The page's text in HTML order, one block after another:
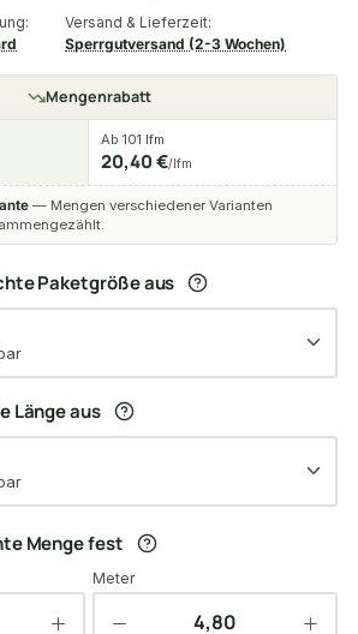
Versand & Lieferzeit:
Sperrgutversand (2-3 Wochen)
Mengenrabatt
Ab 101 lfm
20,40 €/lfm
— Mengen verschiedener Varianten
Paketgröße aus
Länge aus
Menge fest
Meter